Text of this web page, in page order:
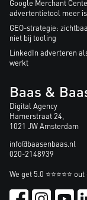
Google Merchant
advertentietool meer is
GEO-strategie:
niet bij tooling
LinkedIn adverteren
werkt
Baas &
Digital Agency
Hamerstraat 24,
1021 JW Amsterdam
info@baasenbaas.nl
020-2148939
We get 5.0 ⭐⭐⭐⭐⭐